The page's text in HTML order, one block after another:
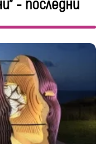
- последни